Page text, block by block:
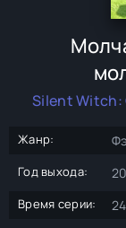
Silent Witch:
Жанр:
Год выхода:
Время серии: